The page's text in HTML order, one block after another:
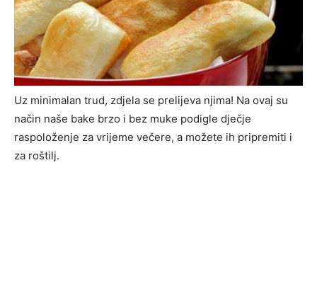
Uz minimalan trud, zdjela se prelijeva njima! Na ovaj su
način naše bake brzo i bez muke podigle dječje
raspoloženje za vrijeme večere, a možete ih pripremiti i
za roštilj.